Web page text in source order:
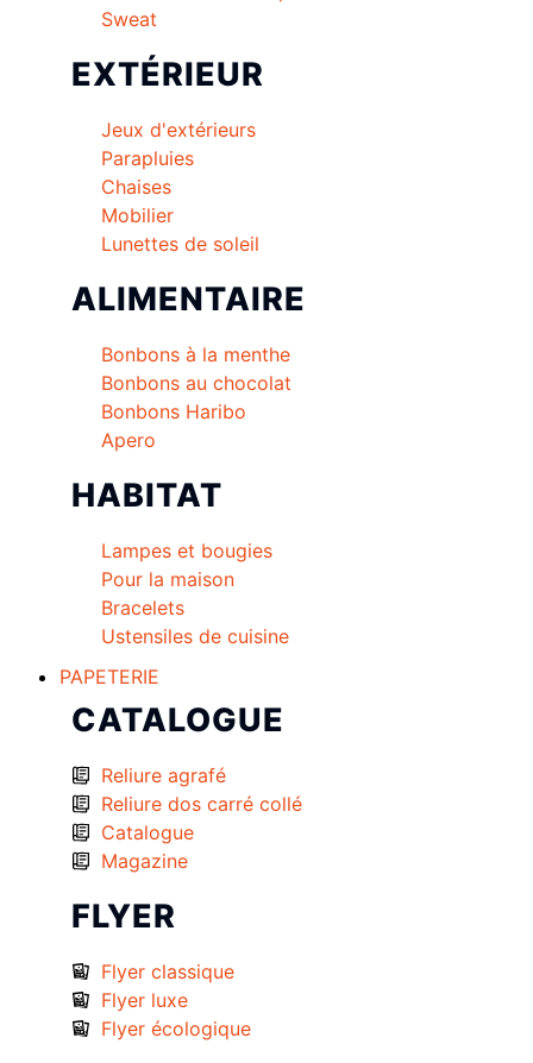
Sweat
EXTÉRIEUR
Jeux d'extérieurs
Parapluies
Chaises
Mobilier
Lunettes de soleil
ALIMENTAIRE
Bonbons à la menthe
Bonbons au chocolat
Bonbons Haribo
Apero
HABITAT
Lampes et bougies
Pour la maison
Bracelets
Ustensiles de cuisine
PAPETERIE
CATALOGUE
Reliure agrafé
Reliure dos carré collé
Catalogue
Magazine
FLYER
Flyer classique
Flyer luxe
Flyer écologique